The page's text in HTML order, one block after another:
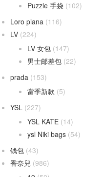
Puzzle 手袋 (102)
Loro piana (116)
LV (224)
LV 女包 (147)
男士邮差包 (22)
prada (153)
當季新款 (5)
YSL (227)
YSL KATE (14)
ysl Niki bags (54)
钱包 (43)
香奈兒 (986)